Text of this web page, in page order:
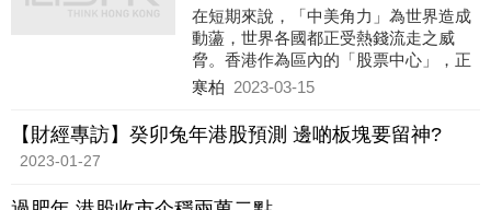
在短期來說，「中美角力」為世界造成
動蘯，世界各國都正受熱錢流走之威
脅。香港作為區內的「股票中心」，正
可想盡辦法為內地企業「圈錢」。
股市，例如我們可以減低交易成本，加
快金融創新及數碼化等等。
寒柏 2023-03-15
【財經專訪】癸卯兔年港股預測 邊啲板塊要留神?
2023-01-27